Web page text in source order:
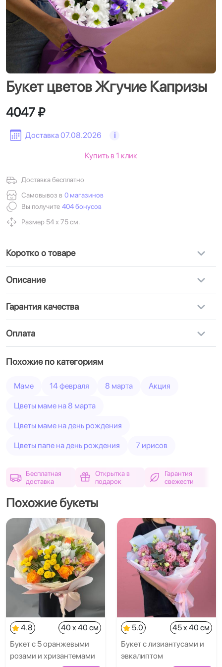
Букет цветов Жгучие Капризы
Доставка 07.08.2026 i
4047 ₽
Доставка бесплатно
Самовывоз в 0 магазинов
Вы получите 404 бонусов
Размер 54 х 75 см.
Купить в 1 клик
Коротко о товаре
Описание
Гарантия качества
Оплата
Похожие по категориям
Маме 14 февраля 8 марта Акция
Цветы маме на 8 марта
Цветы маме на день рождения
Цветы папе на день рождения 7 ирисов
Бесплатная
доставка
Открытка в
подарок
Гарантия
свежести
Похожие букеты
4.8
40 x 40 см
Букет с 5 оранжевыми
розами и хризантемами
5.0
45 x 40 см
Букет с лизиантусами и
эвкалиптом